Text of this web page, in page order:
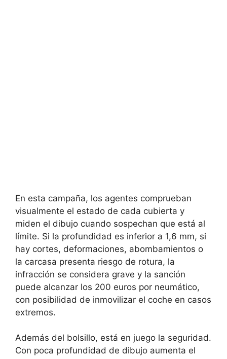
En esta campaña, los agentes comprueban
visualmente el estado de cada cubierta y
miden el dibujo cuando sospechan que está al
límite. Si la profundidad es inferior a 1,6 mm, si
hay cortes, deformaciones, abombamientos o
la carcasa presenta riesgo de rotura, la
infracción se considera grave y la sanción
puede alcanzar los 200 euros por neumático,
con posibilidad de inmovilizar el coche en casos
extremos.
Además del bolsillo, está en juego la seguridad.
Con poca profundidad de dibujo aumenta el